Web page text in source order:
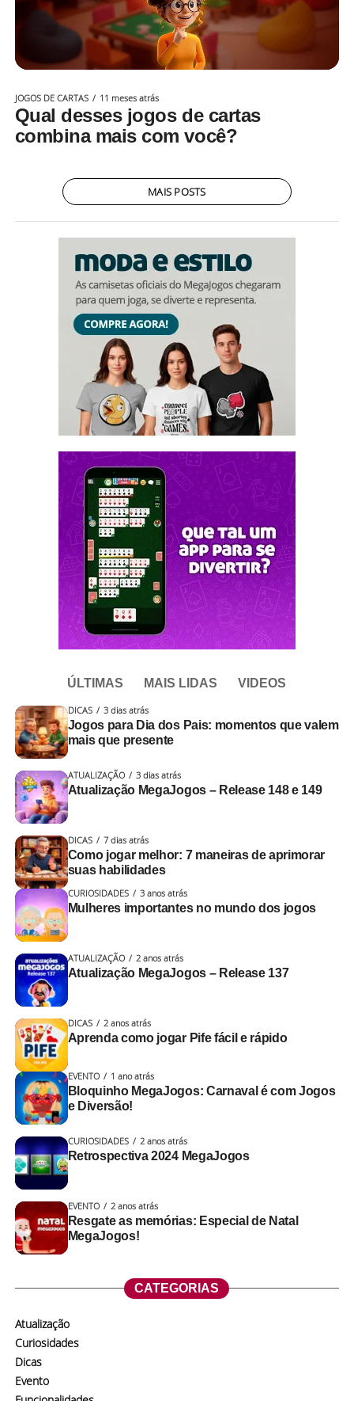
JOGOS DE CARTAS 11 meses atrás
Qual desses jogos de cartas
combina mais com você?
MAIS POSTS
ÚLTIMAS MAIS LIDAS VIDEOS
DICAS 3 dias atrás
Jogos para Dia dos Pais: momentos que valem
mais que presente
ATUALIZAÇÃO 3 dias atrás
Atualização MegaJogos – Release 148 e 149
DICAS 7 dias atrás
Como jogar melhor: 7 maneiras de aprimorar
suas habilidades
CURIOSIDADES 3 anos atrás
Mulheres importantes no mundo dos jogos
ATUALIZAÇÃO 2 anos atrás
Atualização MegaJogos – Release 137
DICAS 2 anos atrás
Aprenda como jogar Pife fácil e rápido
EVENTO 1 ano atrás
Bloquinho MegaJogos: Carnaval é com Jogos
e Diversão!
CURIOSIDADES 2 anos atrás
Retrospectiva 2024 MegaJogos
EVENTO 2 anos atrás
Resgate as memórias: Especial de Natal
MegaJogos!
CATEGORIAS
Atualização
Curiosidades
Dicas
Evento